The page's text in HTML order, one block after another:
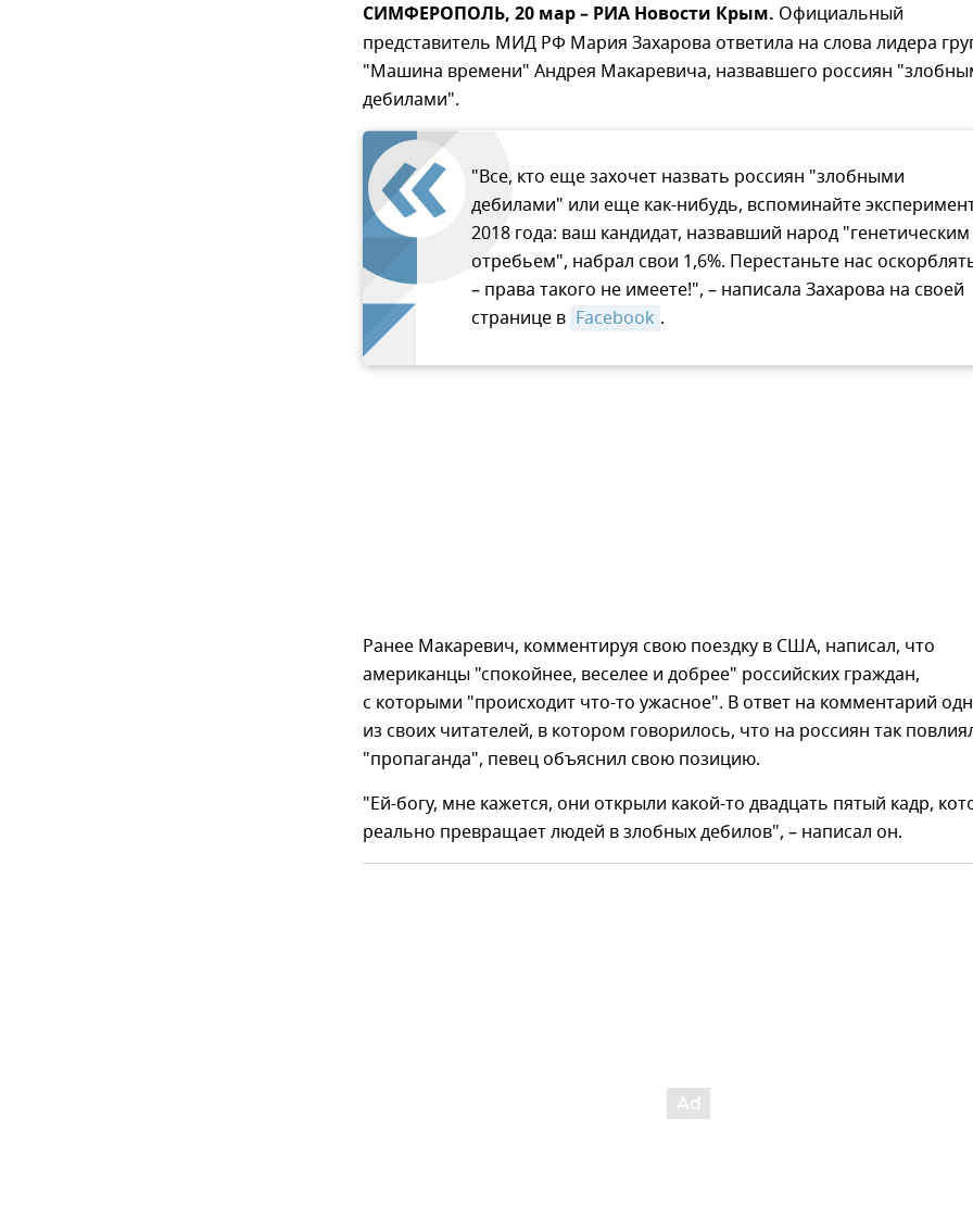
СИМФЕРОПОЛЬ, 20 мар – РИА Новости Крым. Официальный
представитель МИД РФ Мария Захарова ответила на слова лидера
"Машина времени" Андрея Макаревича, назвавшего россиян
дебилами".
"Все, кто еще захочет назвать россиян "злобными
дебилами" или еще как-нибудь, вспоминайте
2018 года: ваш кандидат, назвавший народ "генетическим
отребьем", набрал свои 1,6%. Перестаньте нас
– права такого не имеете!", – написала Захарова на своей
странице в Facebook .
Ранее Макаревич, комментируя свою поездку в США, написал, что
американцы "спокойнее, веселее и добрее" российских граждан,
с которыми "происходит что-то ужасное". В ответ на комментарий
из своих читателей, в котором говорилось, что на россиян так
"пропаганда", певец объяснил свою позицию.
"Ей-богу, мне кажется, они открыли какой-то двадцать пятый кадр,
реально превращает людей в злобных дебилов", – написал он.